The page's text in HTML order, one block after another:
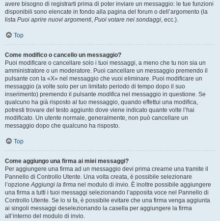
avere bisogno di registrarti prima di poter inviare un messaggio: le tue funzioni
disponibili sono elencate in fondo alla pagina del forum o dell’argomento (la
lista Puoi aprire nuovi argomenti, Puoi votare nei sondaggi, ecc.).
Top
Come modifico o cancello un messaggio?
Puoi modificare o cancellare solo i tuoi messaggi, a meno che tu non sia un
amministratore o un moderatore. Puoi cancellare un messaggio premendo il
pulsante con la «X» nel messaggio che vuoi eliminare. Puoi modificare un
messaggio (a volte solo per un limitato periodo di tempo dopo il suo
inserimento) premendo il pulsante modifica nel messaggio in questione. Se
qualcuno ha già risposto al tuo messaggio, quando effettui una modifica,
potresti trovare del testo aggiunto dove viene indicato quante volte l’hai
modificato. Un utente normale, generalmente, non può cancellare un
messaggio dopo che qualcuno ha risposto.
Top
Come aggiungo una firma ai miei messaggi?
Per aggiungere una firma ad un messaggio devi prima crearne una tramite il
Pannello di Controllo Utente. Una volta creata, è possibile selezionare
l’opzioneAggiungi la firma nel modulo di invio. È inoltre possibile aggiungere
una firma a tutti i tuoi messaggi selezionando l’apposita voce nel Pannello di
Controllo Utente. Se lo si fa, è possibile evitare che una firma venga aggiunta
ai singoli messaggi deselezionando la casella per aggiungere la firma
all’interno del modulo di invio.